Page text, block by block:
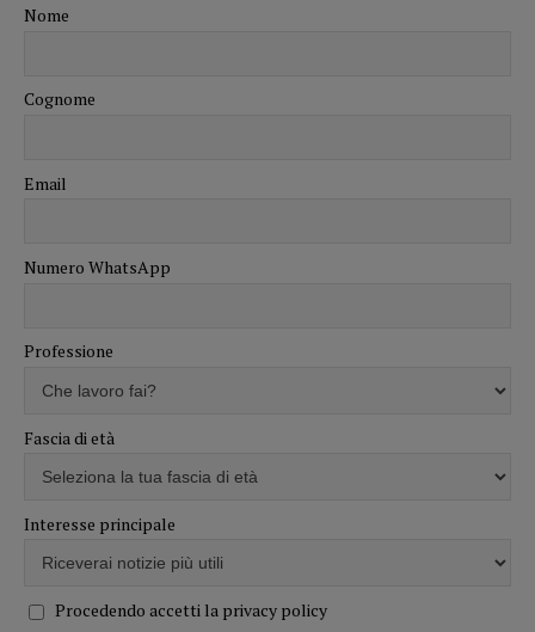
Nome
Cognome
Email
Numero WhatsApp
Professione
Fascia di età
Interesse principale
Procedendo accetti la privacy policy